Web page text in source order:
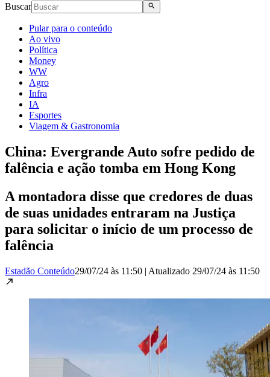
Buscar
Pular para o conteúdo
Ao vivo
Política
Money
WW
Agro
Infra
IA
Esportes
Viagem & Gastronomia
China: Evergrande Auto sofre pedido de
falência e ação tomba em Hong Kong
A montadora disse que credores de duas
de suas unidades entraram na Justiça
para solicitar o início de um processo de
falência
Estadão Conteúdo29/07/24 às 11:50 | Atualizado 29/07/24 às 11:50